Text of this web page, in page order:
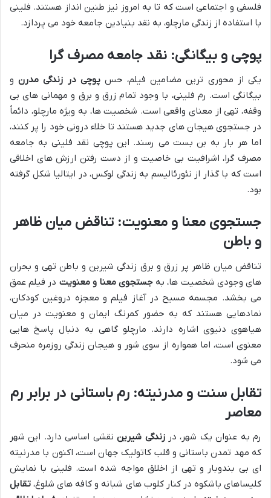
فلسفی و اجتماعی است که تا به امروز نیز طنین انداز هستند. فلینی
با استفاده از زندگی مارچلو، به نقد بنیادین جامعه خود می پردازد.
پوچی و بیگانگی: نقد جامعه مصرف گرا
یکی از محوری ترین مضامین فیلم، حسپوچی در زندگی مدرنو
بیگانگی است. رم فلینی، با وجود تمام زرق و برق و مهمانی های بی
وقفه، تهی از معنای واقعی است. شخصیت ها، به ویژه مارچلو، دائماً
در جستجوی هیجان های جدید هستند تا خلاء درونی خود را پر کنند،
اما هر بار به بن بست می رسند. این پوچی نقد فلینی به جامعه
مصرف گرا، اشرافیت بی خاصیت و از دست رفتن ارزش های اخلاقی
است که با گذار از نئورئالیسم به زندگی لوکس، در ایتالیا شکل گرفته
بود.
جستجوی معنا و معنویت: تناقض میان ظاهر
و باطن
تناقض میان ظاهر پر زرق و برق زندگی شیرین و باطن تهی و بحران
های وجودی شخصیت ها، به جستجوی معنا و معنویت در فیلم عمق
می بخشد. مجسمه مسیح در آغاز فیلم و معجزه دروغین کودکان،
نمادهایی هستند که به حضور کمرنگ ایمان و معنویت در میان
هیاهوی دنیوی اشاره دارند. مارچلو گاهی به دنبال پاسخ هایی
معنوی است، اما همواره از سوی شور و هیجان زندگی روزمره منحرف
می شود.
تقابل سنت و مدرنیته: رم باستانی در برابر رم
معاصر
رم به عنوان یک شهر، درزندگی شیریننقشی اساسی دارد. این شهر
که مهد تمدن باستانی و قلب کاتولیک جهان است، اکنون با مدرنیته
ای بی بندوبار و تهی از اخلاق مواجه شده است. فلینی با نمایش
کلیساهای باشکوه در کنار کلوب های شبانه و کافه های شلوغ، تقابل